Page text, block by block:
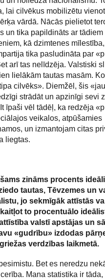
lai cilvēkus mobilizētu
vārdā. Nācās pielietot
un tika papildināts ar tādiem
kā dzimtenes mīlestība,
tika pasludināta par
arī tas nelīdzēja. Valstiski
lielākām tautas masām.
cilvēks». Diemžēl, šis
strādāt un apzinīgi sevi
īpaši vēl tādēļ, ka redzēja
veikalos, atpūšamies
un izmantojam citas
liegtas.
zināms procents
tautas, Tēvzemes un
jo sekmīgāk attīstās
to procentuālo
valstī apstājas un
«gudrību» izdodas
verdzības laikmetā.
Bet es neredzu
Mana statistika ir